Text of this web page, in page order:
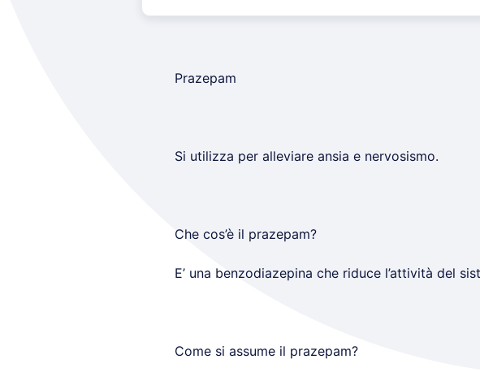
Prazepam
Si utilizza per alleviare ansia e nervosismo.
Che cos’è il prazepam?
E’ una benzodiazepina che riduce l’attività del
Come si assume il prazepam?